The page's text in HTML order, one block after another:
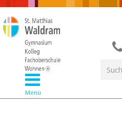
Menü